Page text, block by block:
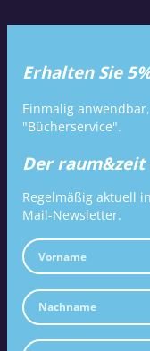
Erhalten Sie
Einmalig
"Bücherservice".
Der
Regelmäßig aktuell
Mail-Newsletter.